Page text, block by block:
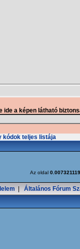
ide a képen látható
kódok teljes listája
Az oldal
Általános Fórum